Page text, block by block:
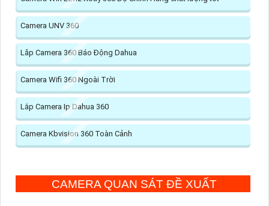
Camera UNV 360
Lăp Camera 360 Báo Động Dahua
Camera Wifi 360 Ngoài Trời
Lắp Camera Ip Dahua 360
Camera Kbvision 360 Toàn Cảnh
CAMERA QUAN SÁT ĐỀ XUẤT